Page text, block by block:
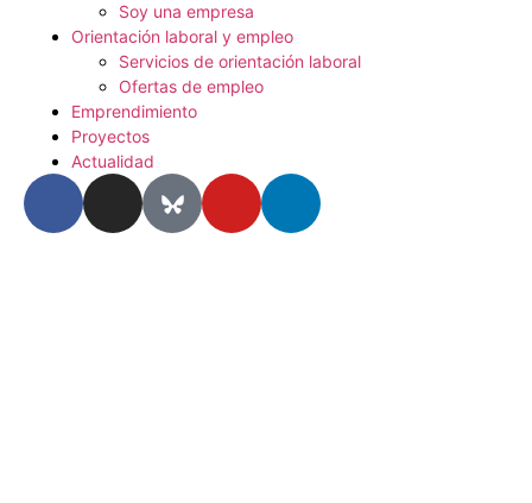
Soy una empresa
Orientación laboral y empleo
Servicios de orientación laboral
Ofertas de empleo
Emprendimiento
Proyectos
Actualidad